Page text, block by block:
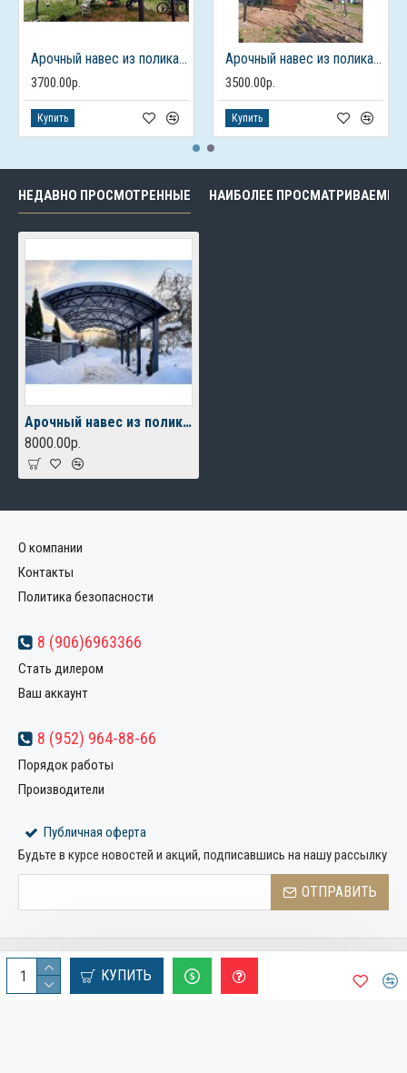
КУПИТЬ
Арочный навес из поликарбоната
3700.00р.
Купить
Арочный навес из поликарбоната
3500.00р.
Купить
НЕДАВНО ПРОСМОТРЕННЫЕ НАИБОЛЕЕ ПРОСМАТРИВАЕМЫЕ
Арочный навес из поликарбоната с столбами с одной стороны
8000.00р.
О компании
Контакты
Политика безопасности
8 (906)6963366
Стать дилером
Ваш аккаунт
8 (952) 964-88-66
Порядок работы
Производители
Публичная оферта
Будьте в курсе новостей и акций, подписавшись на нашу рассылку
ОТПРАВИТЬ
Copyright © 2022, Компания «Металлстрой32», Все права
защищены